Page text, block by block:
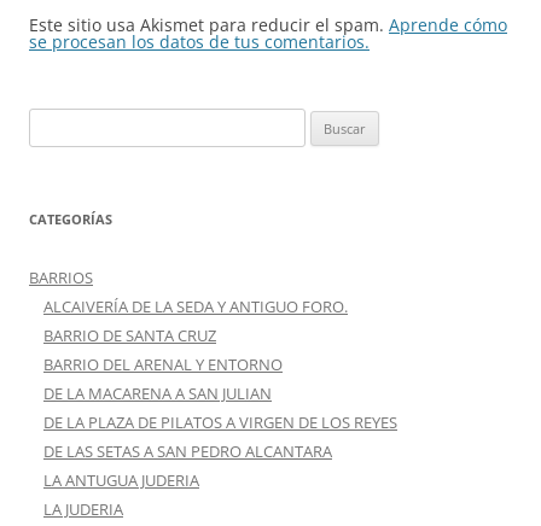
Este sitio usa Akismet para reducir el spam. Aprende cómo
se procesan los datos de tus comentarios.
CATEGORÍAS
BARRIOS
ALCAIVERÍA DE LA SEDA Y ANTIGUO FORO.
BARRIO DE SANTA CRUZ
BARRIO DEL ARENAL Y ENTORNO
DE LA MACARENA A SAN JULIAN
DE LA PLAZA DE PILATOS A VIRGEN DE LOS REYES
DE LAS SETAS A SAN PEDRO ALCANTARA
LA ANTUGUA JUDERIA
LA JUDERIA